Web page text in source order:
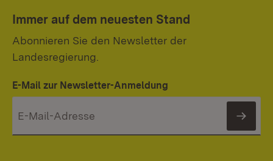
Immer auf dem neuesten Stand
Abonnieren Sie den Newsletter der
Landesregierung.
E-Mail zur Newsletter-Anmeldung